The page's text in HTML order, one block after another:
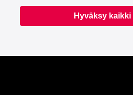
Hyväksy kaikki